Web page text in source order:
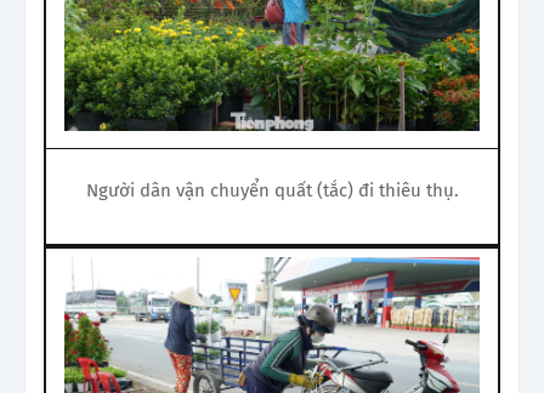
Người dân vận chuyển quất (tắc) đi thiêu thụ.